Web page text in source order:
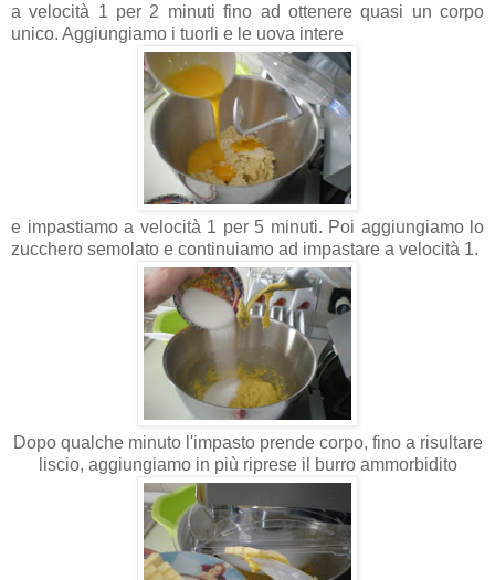
a velocità 1 per 2 minuti fino ad ottenere quasi un corpo
unico. Aggiungiamo i tuorli e le uova intere
e impastiamo a velocità 1 per 5 minuti. Poi aggiungiamo lo
zucchero semolato e continuiamo ad impastare a velocità 1.
Dopo qualche minuto l'impasto prende corpo, fino a risultare
liscio, aggiungiamo in più riprese il burro ammorbidito